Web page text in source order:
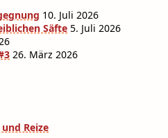
10. Juli 2026
Säfte 5. Juli 2026
26. März 2026
Reize